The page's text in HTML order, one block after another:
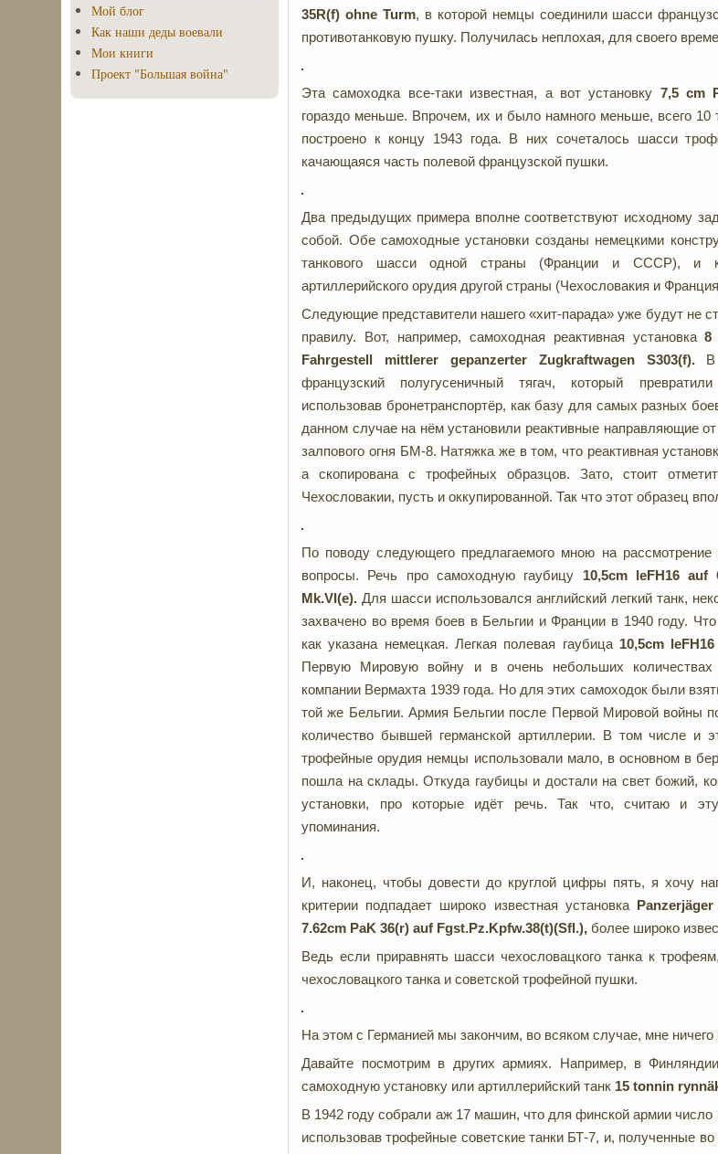
35R(f)ohne Turm, в которой немцы соединили шасси
противотанковую пушку. Получилась неплохая, для своего
Эта самоходка все-таки известная, а вот установку 7,5cm
гораздо меньше. Впрочем, их и было намного меньше, всего 10
построено к концу 1943 года. В них сочеталось шасси
качающаяся часть полевой французской пушки.
Два предыдущих примера вполне соответствуют исходному
собой. Обе самоходные установки созданы немецкими
танкового шасси одной страны (Франции и СССР), и
артиллерийского орудия другой страны (Чехословакия и
Следующие представители нашего «хит-парада» уже будут не
правилу. Вот, например, самоходная реактивная установка
Fahrgestell
mittlerer gepanzerter Zugkraftwagen S303(f).
французский полугусеничный тягач, который
использовав бронетранспортёр, как базу для самых разных
данном случае на нём установили реактивные направляющие от
залпового огня БМ-8. Натяжка же в том, что реактивная
а скопирована с трофейных образцов. Зато, стоит
Чехословакии, пусть и оккупированной. Так что этот образец
По поводу следующего предлагаемого мною на рассмотрение
вопросы. Речь про самоходную гаубицу 10,5cm leFH 16auf
Mk.VI(e).Для шасси использовался английский легкий танк,
захвачено во время боев в Бельгии и Франции в 1940 году.
как указана немецкая. Легкая полевая гаубица 10,5cm leFH 16
Первую Мировую войну и в очень небольших количествах
компании Вермахта 1939 года. Но для этих самоходок были
той же Бельгии. Армия Бельгии после Первой Мировой войны
количество бывшей германской артиллерии. В том числе и
трофейные орудия немцы использовали мало, в основном в
пошла на склады. Откуда гаубицы и достали на свет божий,
установки, про которые идёт речь. Так что, считаю и
упоминания.
И, наконец, чтобы довести до круглой цифры пять, я хочу
критерии подпадает широко известная установка
Panzerjäger
7.62cm PaK 36(r)auf Fgst.Pz.Kpfw.38(t)(Sfl.),более широко
Ведь если приравнять шасси чехословацкого танка к
чехословацкого танка и советской трофейной пушки.
На этом с Германией мы закончим, во всяком случае, мне
Давайте посмотрим в других армиях. Например, в
самоходную установку или артиллерийский танк 15 tonnin
В 1942 году собрали аж 17 машин, что для финской армии число
использовав трофейные советские танки БТ-7, и, полученные
Мой блог
Как наши деды воевали
Мои книги
Проект "Большая война"